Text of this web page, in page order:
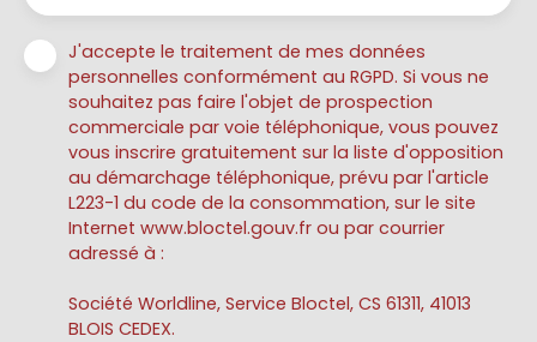
J'accepte le traitement de mes données
personnelles conformément au RGPD. Si vous ne
souhaitez pas faire l'objet de prospection
commerciale par voie téléphonique, vous pouvez
vous inscrire gratuitement sur la liste d'opposition
au démarchage téléphonique, prévu par l'article
L223-1 du code de la consommation, sur le site
Internet www.bloctel.gouv.fr ou par courrier
adressé à :
Société Worldline, Service Bloctel, CS 61311, 41013
BLOIS CEDEX.